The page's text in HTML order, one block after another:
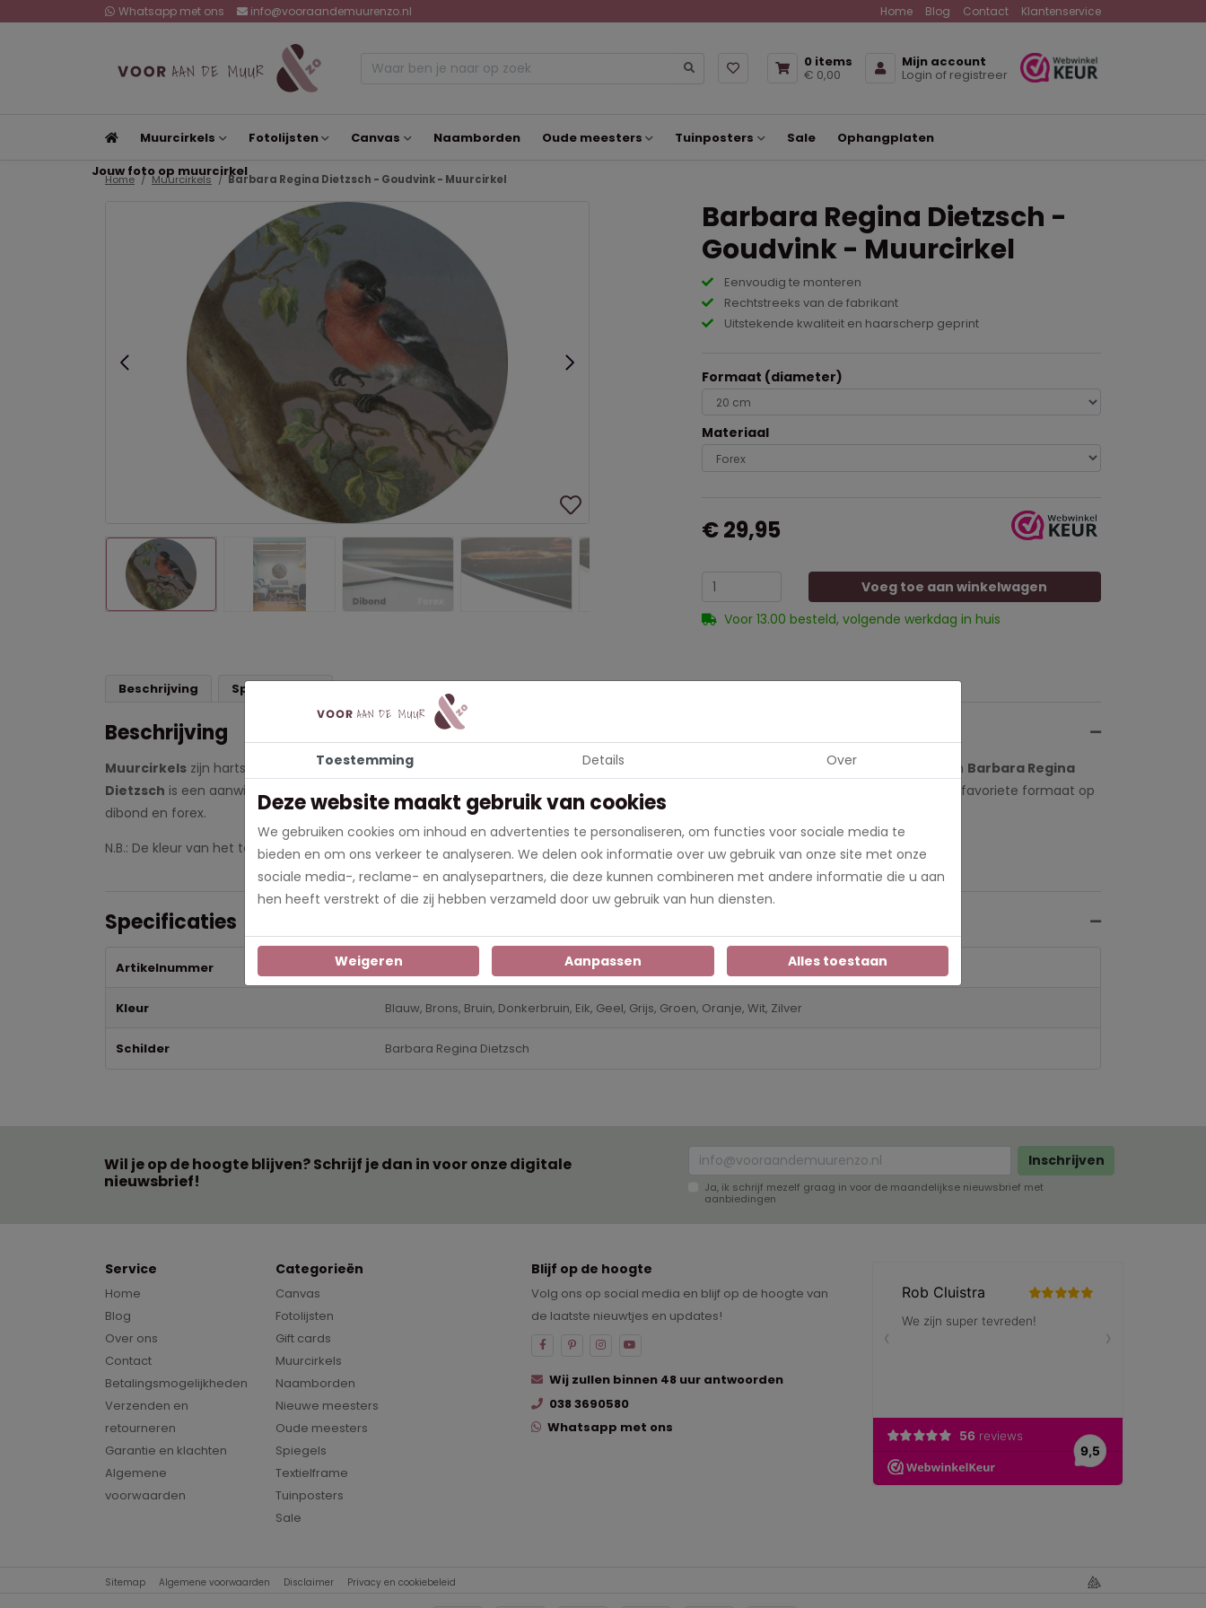
Whatsapp met ons info@vooraandemuurenzo.nl Home Blog Contact Klantenservice
0 items
€ 0,00
Mijn account
Login of registreer
Muurcirkels Fotolijsten Canvas Naamborden Oude meesters Tuinposters Sale
Ophangplaten
Jouw foto op muurcirkel
Home Muurcirkels Barbara Regina Dietzsch - Goudvink - Muurcirkel
Barbara Regina Dietzsch -
Goudvink - Muurcirkel
Eenvoudig te monteren
Rechtstreeks van de fabrikant
Uitstekende kwaliteit en haarscherp geprint
Formaat (diameter)
Materiaal
€ 29,95
Voeg toe aan winkelwagen
Voor 13.00 besteld, volgende werkdag in huis
Beschrijving Specificaties
Beschrijving
Muurcirkels zijn hartstikke leuk om alleen of in combinatie met andere cirkels op te hangen om je interieur op te leuken. van Barbara Regina
Dietzsch is een aanwinst voor ieder interieur. Op deze wandcirkel staat een prachtige goudvink op een tak afgebeeld. Te bestellen in je favoriete formaat op
dibond en forex.
N.B.: De kleur van het te ontvangen product kan lichtelijk afwijken van de kleur die op de website te zien is.
Specificaties
Artikelnummer 501718
Kleur Blauw, Brons, Bruin, Donkerbruin, Eik, Geel, Grijs, Groen, Oranje, Wit, Zilver
Schilder Barbara Regina Dietzsch
Wil je op de hoogte blijven? Schrijf je dan in voor onze digitale
nieuwsbrief!
Inschrijven
Ja, ik schrijf mezelf graag in voor de maandelijkse nieuwsbrief met
aanbiedingen
Service
Home
Blog
Over ons
Contact
Betalingsmogelijkheden
Verzenden en
retourneren
Garantie en klachten
Algemene
voorwaarden
Categorieën
Canvas
Fotolijsten
Gift cards
Muurcirkels
Naamborden
Nieuwe meesters
Oude meesters
Spiegels
Textielframe
Tuinposters
Sale
Blijf op de hoogte
Volg ons op social media en blijf op de hoogte van
de laatste nieuwtjes en updates!
Wij zullen binnen 48 uur antwoorden
038 3690580
Whatsapp met ons
Sitemap Algemene voorwaarden Disclaimer Privacy en cookiebeleid
Toestemming Details Over
Deze website maakt gebruik van cookies
We gebruiken cookies om inhoud en advertenties te personaliseren, om functies voor sociale media te
bieden en om ons verkeer te analyseren. We delen ook informatie over uw gebruik van onze site met onze
sociale media-, reclame- en analysepartners, die deze kunnen combineren met andere informatie die u aan
hen heeft verstrekt of die zij hebben verzameld door uw gebruik van hun diensten.
Weigeren Aanpassen Alles toestaan